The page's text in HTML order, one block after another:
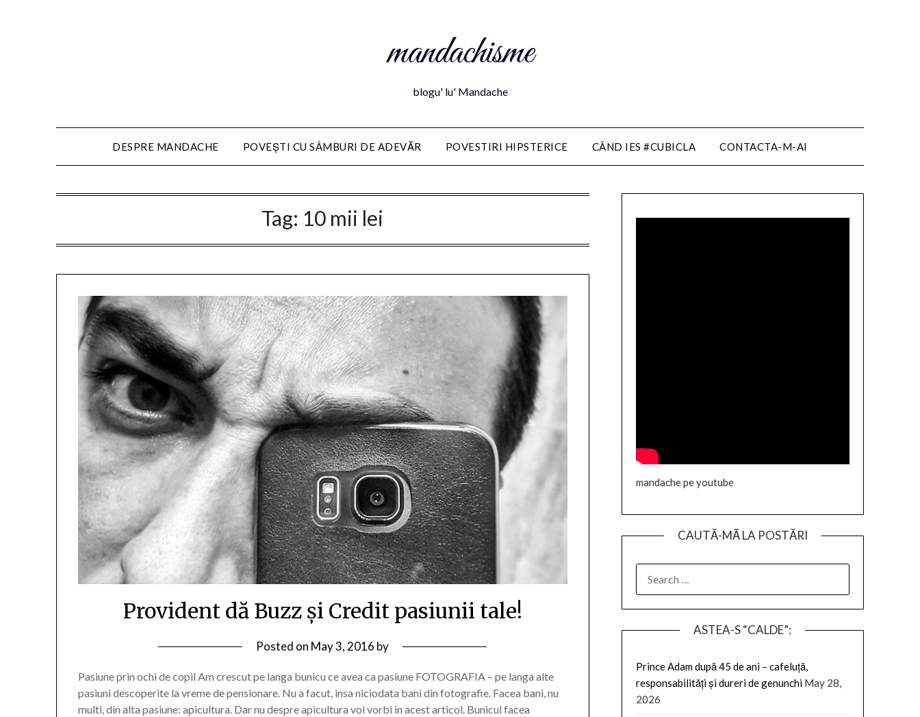
mandachisme
blogu' lu' Mandache
DESPRE MANDACHE POVEȘTI CU SÂMBURI DE ADEVĂR POVESTIRI HIPSTERICE CÂND IES #CUBICLA CONTACTA-M-AI
Tag: 10 mii lei
Provident dă Buzz și Credit pasiunii tale!
Posted on May 3, 2016 by
Pasiune prin ochi de copil Am crescut pe langa bunicu ce avea ca pasiune FOTOGRAFIA – pe langa alte
pasiuni descoperite la vreme de pensionare. Nu a facut, insa niciodata bani din fotografie. Facea bani, nu
multi, din alta pasiune: apicultura. Dar nu despre apicultura voi vorbi in acest articol. Bunicul facea
mandache pe youtube
CAUTĂ-MĂ LA POSTĂRI
FOR:
ASTEA-S “CALDE”:
Prince Adam după 45 de ani – cafeluță,
responsabilități și dureri de genunchi May 28,
2026